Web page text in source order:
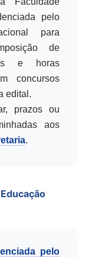
pelo
para
de
e horas
concursos
edital.
prazos ou
aos
.
pelo